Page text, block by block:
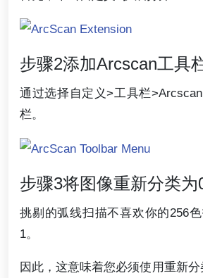
步骤2添加Arcscan工具
通过选择自定义>工具栏
栏。
步骤3将图像重新分类为
挑剔的弧线扫描不喜欢你的256
1。
因此，这意味着您必须使用重新